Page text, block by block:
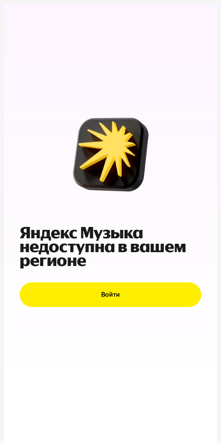
Яндекс Музыка
недоступна в вашем
регионе
Войти